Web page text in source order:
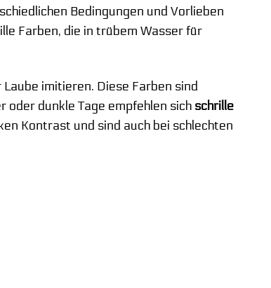
Bedingungen und Vorlieben
Farben, die in trübem Wasser für
imitieren. Diese Farben sind
dunkle Tage empfehlen sich schrille
Kontrast und sind auch bei schlechten